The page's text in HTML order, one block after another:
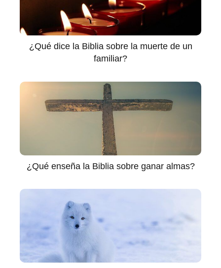
¿Qué dice la Biblia sobre la muerte de un
familiar?
¿Qué enseña la Biblia sobre ganar almas?